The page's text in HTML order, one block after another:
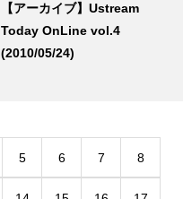
【アーカイブ】Ustream
Today OnLine vol.4
(2010/05/24)
5 6 7 8